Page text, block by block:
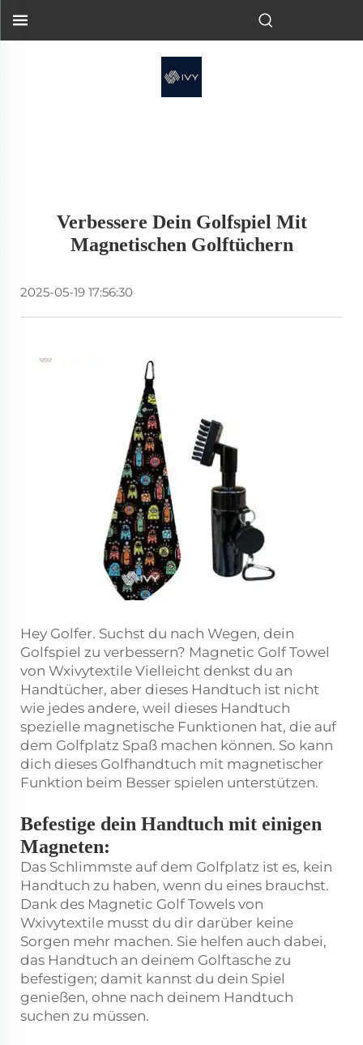
Verbessere Dein Golfspiel Mit
Magnetischen Golftüchern
2025-05-19 17:56:30
Hey Golfer. Suchst du nach Wegen, dein
Golfspiel zu verbessern? Magnetic Golf Towel
von Wxivytextile Vielleicht denkst du an
Handtücher, aber dieses Handtuch ist nicht
wie jedes andere, weil dieses Handtuch
spezielle magnetische Funktionen hat, die auf
dem Golfplatz Spaß machen können. So kann
dich dieses Golfhandtuch mit magnetischer
Funktion beim Besser spielen unterstützen.
Befestige dein Handtuch mit einigen
Magneten:
Das Schlimmste auf dem Golfplatz ist es, kein
Handtuch zu haben, wenn du eines brauchst.
Dank des Magnetic Golf Towels von
Wxivytextile musst du dir darüber keine
Sorgen mehr machen. Sie helfen auch dabei,
das Handtuch an deinem Golftasche zu
befestigen; damit kannst du dein Spiel
genießen, ohne nach deinem Handtuch
suchen zu müssen.